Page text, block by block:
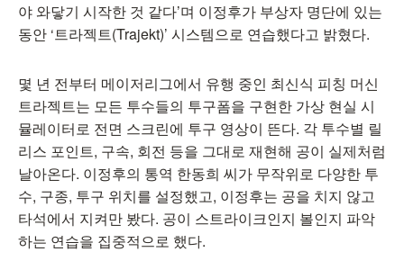
야 와닿기 시작한 것 같다’며 이정후가 부상자 명단에 있는
동안 ‘트라젝트(Trajekt)’ 시스템으로 연습했다고 밝혔다.
몇 년 전부터 메이저리그에서 유행 중인 최신식 피칭 머신
트라젝트는 모든 투수들의 투구폼을 구현한 가상 현실 시
뮬레이터로 전면 스크린에 투구 영상이 뜬다. 각 투수별 릴
리스 포인트, 구속, 회전 등을 그대로 재현해 공이 실제처럼
날아온다. 이정후의 통역 한동희 씨가 무작위로 다양한 투
수, 구종, 투구 위치를 설정했고, 이정후는 공을 치지 않고
타석에서 지켜만 봤다. 공이 스트라이크인지 볼인지 파악
하는 연습을 집중적으로 했다.